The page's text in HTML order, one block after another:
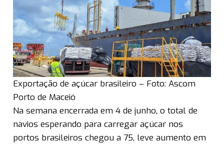
Exportação de açúcar brasileiro – Foto: Ascom
Porto de Maceió
Na semana encerrada em 4 de junho, o total de
navios esperando para carregar açúcar nos
portos brasileiros chegou a 75, leve aumento em